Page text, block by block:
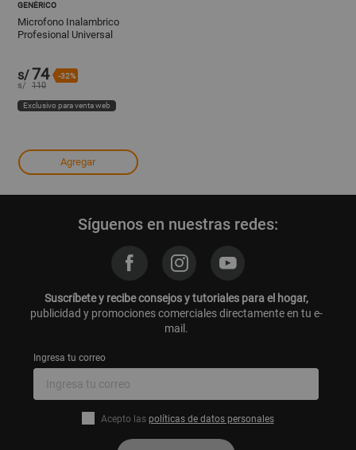
GENÉRICO
Microfono Inalambrico
Profesional Universal
s/74 -32%
s/ 110
Exclusivo para venta web
Agregar
Síguenos en nuestras redes:
Suscríbete y recibe consejos y tutoriales para el hogar,
publicidad y promociones comerciales directamente en tu e-
mail.
Ingresa tu correo
Acepto las políticas de datos personales